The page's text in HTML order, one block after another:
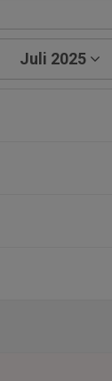
Juli 2025